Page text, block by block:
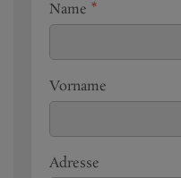
Name *
Vorname
Adresse